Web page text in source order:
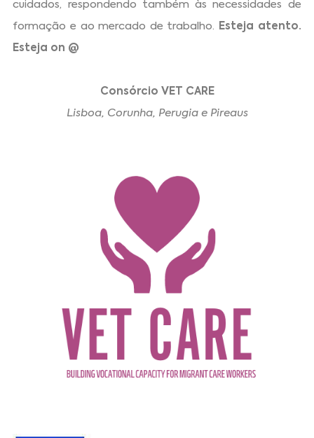
cuidados, respondendo também às necessidades de
formação e ao mercado de trabalho. Esteja atento.
Esteja on @
Consórcio VET CARE
Lisboa, Corunha, Perugia e Pireaus